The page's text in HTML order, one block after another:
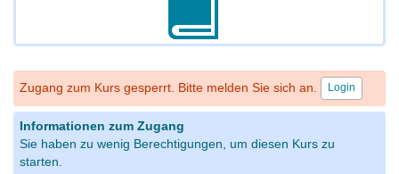
Zugang zum Kurs gesperrt. Bitte melden Sie sich an. Login
Informationen zum Zugang
Sie haben zu wenig Berechtigungen, um diesen Kurs zu
starten.